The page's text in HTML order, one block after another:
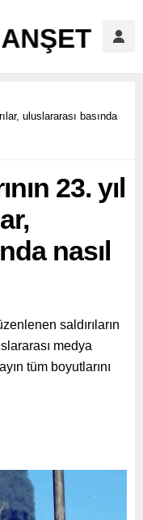
uluslararası basında
23. yıl
nasıl
saldırıların
medya
tüm boyutlarını